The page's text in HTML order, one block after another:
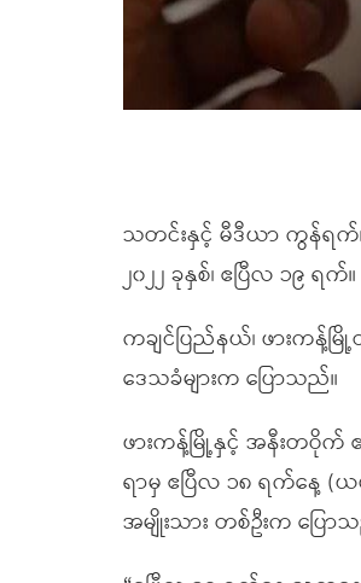
သတင်းနှင့် မီဒီယာ ကွန်ရက်
၂၀၂၂ ခုနှစ်၊ ဧပြီလ ၁၉ ရက်။
ကချင်ပြည်နယ်၊ ဖားကန့်
ဒေသခံများက ပြောသည်။
ဖားကန့်မြို့နှင့် အနီးတဝိုက်
ရာမှ ဧပြီလ ၁၈ ရက်နေ့ (
အမျိုးသား တစ်ဦးက ပြော